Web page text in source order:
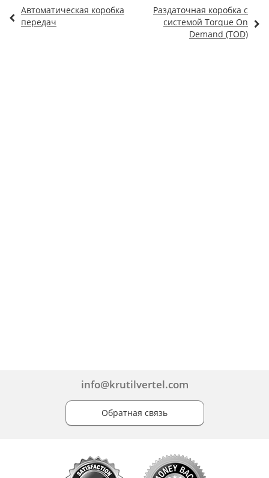
Автоматическая коробка
передач
Раздаточная коробка с
системой Torque On
Demand (TOD)
info@krutilvertel.com
Обратная связь